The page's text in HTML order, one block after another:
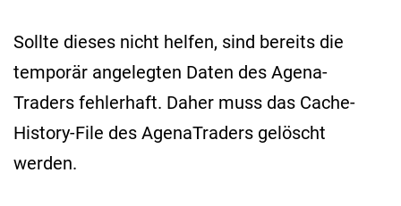
Sollte dieses nicht helfen, sind bereits die
temporär angelegten Daten des Agena-
Traders fehlerhaft. Daher muss das Cache-
History-File des AgenaTraders gelöscht
werden.